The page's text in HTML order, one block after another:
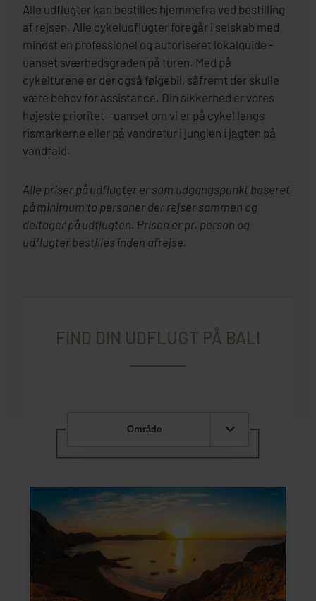
Alle udflugter kan bestilles hjemmefra ved bestilling
af rejsen. Alle cykeludflugter foregår i selskab med
mindst en professionel og autoriseret lokalguide -
uanset sværhedsgraden på turen. Med på
cykelturene er der også følgebil, såfremt der skulle
være behov for assistance. Din sikkerhed er vores
højeste prioritet - uanset om vi er på cykel langs
rismarkerne eller på vandretur i junglen i jagten på
vandfald.
Alle priser på udflugter er som udgangspunkt baseret
på minimum to personer der rejser sammen og
deltager på udflugten. Prisen er pr. person og
udflugter bestilles inden afrejse.
FIND DIN UDFLUGT PÅ BALI
Område